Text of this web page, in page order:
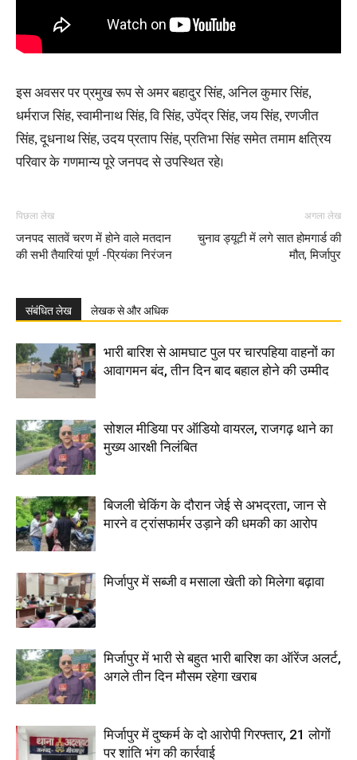
इस अवसर पर प्रमुख रूप से अमर बहादुर सिंह, अनिल कुमार सिंह,
धर्मराज सिंह, स्वामीनाथ सिंह, वि सिंह, उपेंद्र सिंह, जय सिंह, रणजीत
सिंह, दूधनाथ सिंह, उदय प्रताप सिंह, प्रतिभा सिंह समेत तमाम क्षत्रिय
परिवार के गणमान्य पूरे जनपद से उपस्थित रहे।
पिछला लेख
जनपद सातवें चरण में होने वाले मतदान
की सभी तैयारियां पूर्ण -प्रियंका निरंजन
अगला लेख
चुनाव ड्यूटी में लगे सात होमगार्ड की
मौत, मिर्जापुर
संबंधित लेख लेखक से और अधिक
भारी बारिश से आमघाट पुल पर चारपहिया वाहनों का
आवागमन बंद, तीन दिन बाद बहाल होने की उम्मीद
सोशल मीडिया पर ऑडियो वायरल, राजगढ़ थाने का
मुख्य आरक्षी निलंबित
बिजली चेकिंग के दौरान जेई से अभद्रता, जान से
मारने व ट्रांसफार्मर उड़ाने की धमकी का आरोप
मिर्जापुर में सब्जी व मसाला खेती को मिलेगा बढ़ावा
मिर्जापुर में भारी से बहुत भारी बारिश का ऑरेंज अलर्ट,
अगले तीन दिन मौसम रहेगा खराब
मिर्जापुर में दुष्कर्म के दो आरोपी गिरफ्तार, 21 लोगों
पर शांति भंग की कार्रवाई